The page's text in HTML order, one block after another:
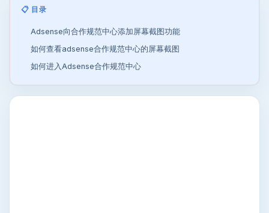
📋 目录
Adsense向合作规范中心添加屏幕截图功能
如何查看adsense合作规范中心的屏幕截图
如何进入Adsense合作规范中心